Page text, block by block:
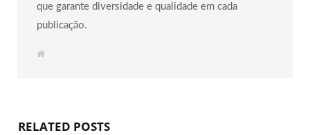
que garante diversidade e qualidade em cada
publicação.
W
RELATED POSTS